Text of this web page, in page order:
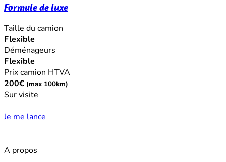
Formule de luxe
Taille du camion
Flexible
Déménageurs
Flexible
Prix camion HTVA
200€ (max 100km)
Sur visite
Je me lance
A propos